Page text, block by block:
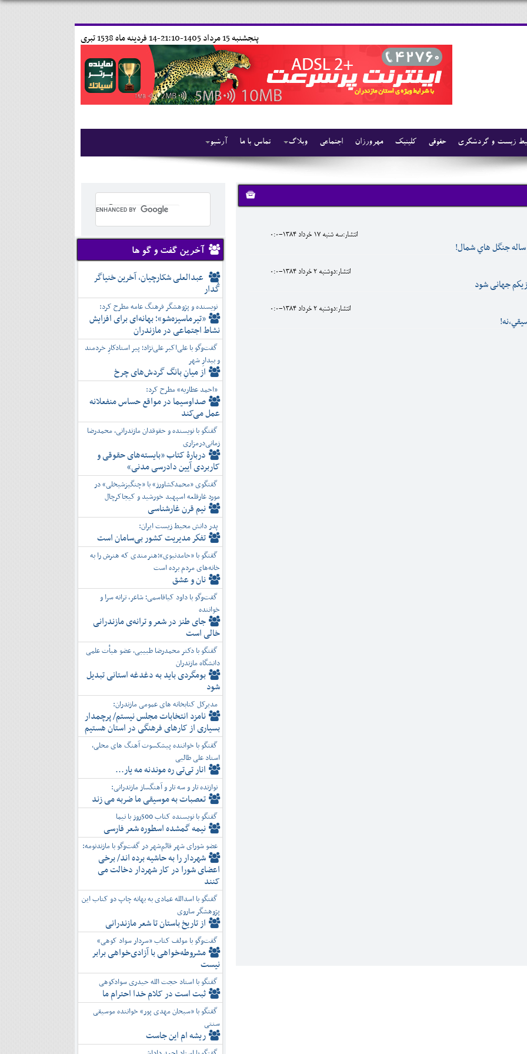
14 فردينه ماه 1538 تبری پنجشنبه 15 مرداد 1405-21:10-
آرشیو تماس با ما وبلاگ اجتماعی مهرورزان کلینیک حقوقی زیست و گردشگری
انتشار:سه شنبه 17 خرداد 1384-0:0
انتشار:دوشنبه 2 خرداد 1384-0:0
جهانی شود
انتشار:دوشنبه 2 خرداد 1384-0:0
آخرین گفت و گو ها
عبدالعلی شکارچیان، آخرین خنیاگر
گُدار
نویسنده و پژوهشگر فرهنگ عامه مطرح کرد:
«تیرماسیزه‌شو»؛ بهانه‌ای برای افزایش
نشاط اجتماعی در مازندران
گفت‌وگو با علی‌اکبر علی‌نژاد؛ پیر استادکارِ خردمند
و بیدارِ شهر
از میانِ بانگ گردش‌های چرخ
«احمد عطاریه» مطرح کرد:
صداوسیما در مواقع حساس منفعلانه
عمل می‌کند
گفتگو با نویسنده و حقوقدان مازندرانی، محمدرضا
زمانی‌درمزاری
دربارۀ کتاب ”بایسته‌های حقوقی و
کاربردی آیین دادرسی مدنی»
گفتگوی «محمدکشاورز» با «چنگیزشیخلی» در
مورد غارقلعه اسپهبد خورشید و کیجاکرچال
نیم قرن غارشناسی
پدر دانش محیط زیست ایران:
تفكر مديريت کشور بی‌سامان است
گفتگو با «حامدنبوی»؛هنرمندی که هنرش را به
خانه‌های مردم برده است
نان و عشق
گفت‌وگو با داود کیاقاسمی؛ شاعر، ترانه سرا و
خواننده
جای طنز در شعر و ترانه‌ی مازندرانی
خالی است
گفتگو با دکتر محمدرضا طبیبی، عضو هیأت علمی
دانشگاه مازندران
بومگردی باید به دغدغه استانی تبدیل
شود
مدیرکل کتابخانه های عمومی مازندران:
نامزد انتخابات مجلس نیستم/ پرچمدار
بسیاری از کارهای فرهنگی در استان هستیم
گفتگو با خواننده پیشکسوت آهنگ های محلی،
استاد علی طالبی
انار تی‌تی ره موندنه مه یار...
نوازنده تار و سه تار و آهنگساز مازندرانی:
تعصبات به موسیقی ما ضربه می زند
گفتگو با نویسنده کتاب 500روز با نیما
نیمه گمشده اسطوره شعر فارسی
عضو شورای شهر قائم‌شهر در گفت‌و‌گو با مازندنومه:
شهردار را به حاشیه برده اند/ برخی
اعضای شورا در کار شهردار دخالت می
کنند
گفتگو با اسدالله عمادی به بهانه چاپ دو کتاب این
پژوهشگر ساروی
از تاریخ باستان تا شعر مازندرانی
گفت‌وگو با مولف کتاب «سردار سواد کوهی»
مشروطه‌خواهی با آزادی‌خواهی برابر
نیست
گفتگو با استاد حجت الله حیدری سوادکوهی
ثبت است در کلام خدا احترام ما
گفتگو با «سبحان مهدی پور» خواننده موسیقی
سنتی
ریشه ام این جاست